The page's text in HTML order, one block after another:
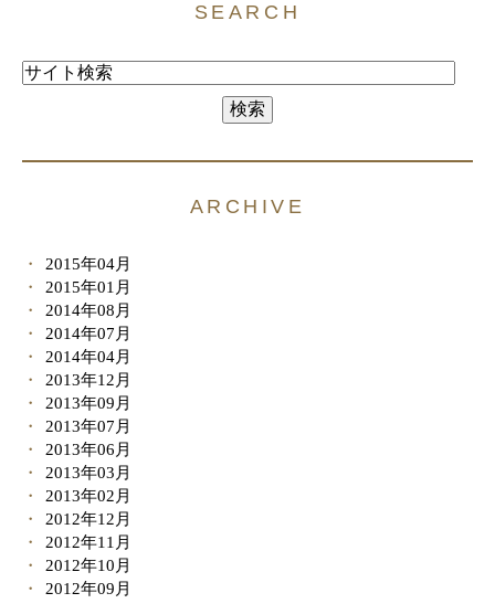
SEARCH
ARCHIVE
2015年04月
2015年01月
2014年08月
2014年07月
2014年04月
2013年12月
2013年09月
2013年07月
2013年06月
2013年03月
2013年02月
2012年12月
2012年11月
2012年10月
2012年09月